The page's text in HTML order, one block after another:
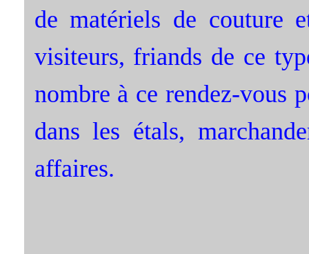
de matériels de couture
visiteurs, friands de ce
nombre à ce rendez-vous
dans les étals,
affaires.